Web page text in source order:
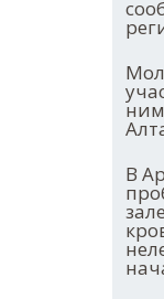
ним
В